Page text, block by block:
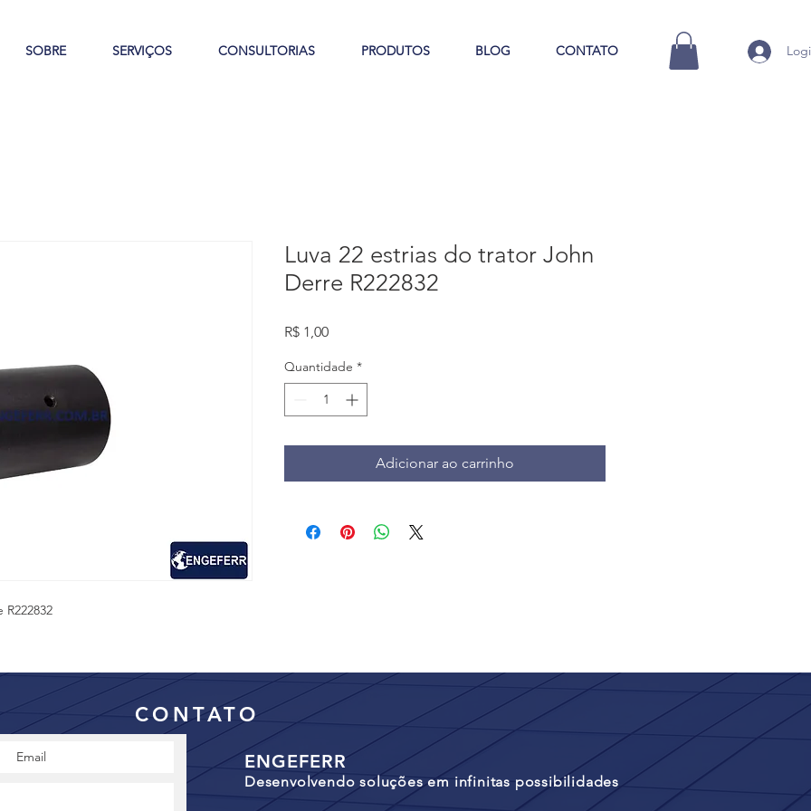
SOBRE SERVIÇOS CONSULTORIAS PRODUTOS BLOG CONTATO
Luva 22 estrias do trator John
Derre R222832
R$ 1,00Preço
Quantidade *
Adicionar ao carrinho
CONTATO
ENGEFERR
Desenvolvendo soluções em infinitas possibilidades